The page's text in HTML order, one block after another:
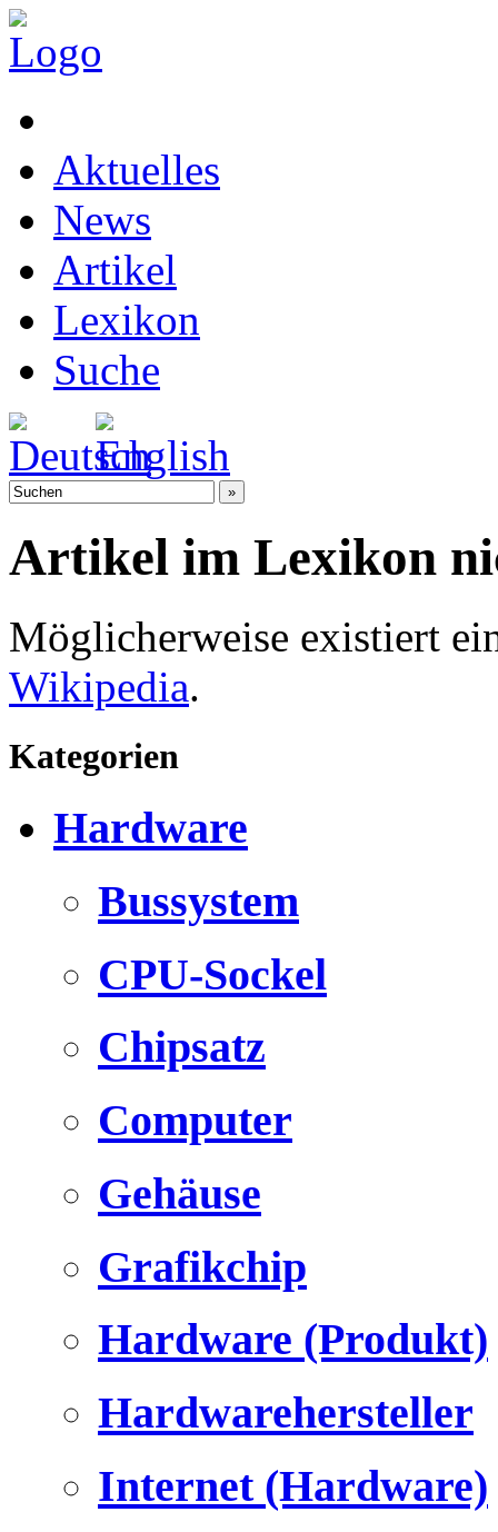
Aktuelles
News
Artikel
Lexikon
Suche
Artikel im Lexikon
Möglicherweise existiert
Wikipedia.
Kategorien
Hardware
Bussystem
CPU-Sockel
Chipsatz
Computer
Gehäuse
Grafikchip
Hardware (Produkt)
Hardwarehersteller
Internet (Hardware)